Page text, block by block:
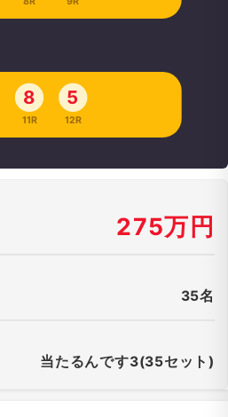
8
11R
5
12R
275万円
35名
当たるんです3(35セット)